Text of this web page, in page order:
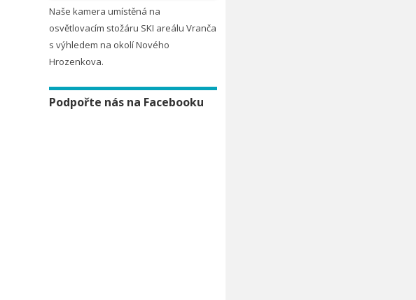
Naše kamera umístěná na
osvětlovacím stožáru SKI areálu Vranča
s výhledem na okolí Nového
Hrozenkova.
Podpořte nás na Facebooku